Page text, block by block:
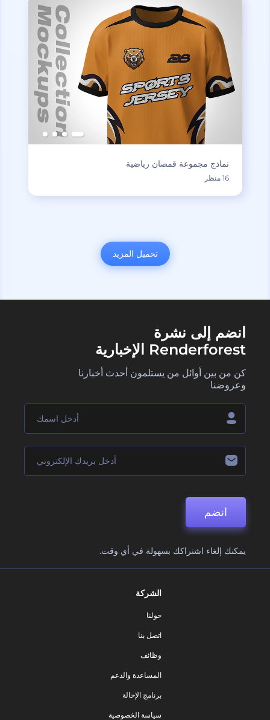
نماذج مجموعة قمصان رياضية
16 منظر
تحميل المزيد
انضم إلى نشرة
Renderforest الإخبارية
كن من بين أوائل من يستلمون أحدث أخبارنا
وعروضنا
انضم
يمكنك إلغاء اشتراكك بسهولة في أي وقت.
الشركة
حولنا
اتصل بنا
وظائف
المساعدة والدعم
برنامج الإحالة
سياسة الخصوصية